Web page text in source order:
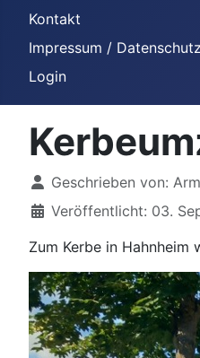
Kontakt
Impressum / Datenschutz
Login
DetailsGeschrieben von:
Veröffentlicht: 03.
Zum Kerbe in